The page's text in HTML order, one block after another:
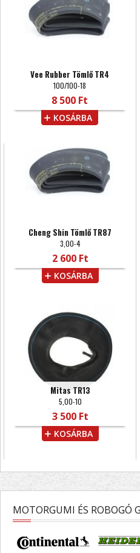
Vee Rubber Tömlő TR4
100/100-18
8 500 Ft
KOSÁRBA
Cheng Shin Tömlő TR87
3,00-4
2 600 Ft
KOSÁRBA
Mitas TR13
5,00-10
3 500 Ft
KOSÁRBA
MOTORGUMI ÉS ROBOGÓ